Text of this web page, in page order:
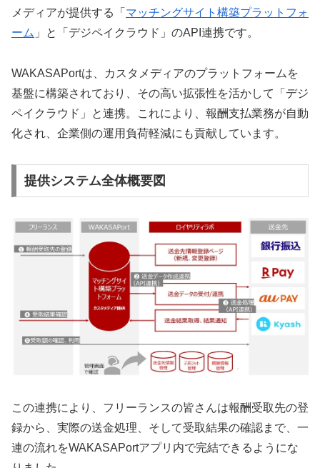
メディアが提供する「 マッチングサイト構築プラットフォ
ーム 」と「デジペイクラウド」のAPI連携です。
WAKASAPortは、カスタメディアのプラットフォームを
基盤に構築されており、その高い拡張性を活かして「デジ
ペイクラウド」と連携。これにより、報酬支払業務が自動
化され、企業側の運用負荷軽減にも貢献しています。
提供システム全体概要図
この連携により、フリーランスの皆さんは報酬受取先の登
録から、実際の送金処理、そして受取結果の確認まで、一
連の流れをWAKASAPortアプリ内で完結できるようにな